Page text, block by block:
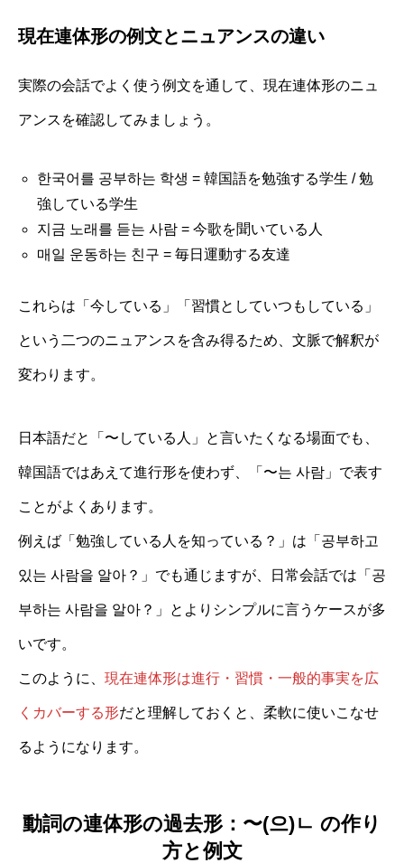
現在連体形の例文とニュアンスの違い
実際の会話でよく使う例文を通して、現在連体形のニュ
アンスを確認してみましょう。
한국어를 공부하는 학생 = 韓国語を勉強する学生 / 勉
強している学生
지금 노래를 듣는 사람 = 今歌を聞いている人
매일 운동하는 친구 = 毎日運動する友達
これらは「今している」「習慣としていつもしている」
という二つのニュアンスを含み得るため、文脈で解釈が
変わります。
日本語だと「〜している人」と言いたくなる場面でも、
韓国語ではあえて進行形を使わず、「〜는 사람」で表す
ことがよくあります。
例えば「勉強している人を知っている？」は「공부하고
있는 사람을 알아？」でも通じますが、日常会話では「공
부하는 사람을 알아？」とよりシンプルに言うケースが多
いです。
このように、 現在連体形は進行・習慣・一般的事実を広
くカバーする形だと理解しておくと、柔軟に使いこなせ
るようになります。
動詞の連体形の過去形：〜(으)ㄴ の作り
方と例文